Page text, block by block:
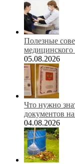
Полезные
медицинского
05.08.2026
Что нужно
документов
04.08.2026